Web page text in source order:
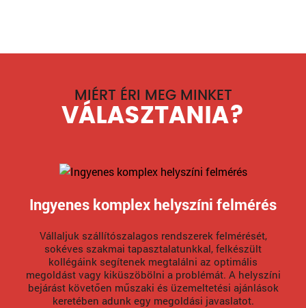
MIÉRT ÉRI MEG MINKET
VÁLASZTANIA?
Ingyenes komplex helyszíni felmérés
Vállaljuk szállítószalagos rendszerek felmérését,
sokéves szakmai tapasztalatunkkal, felkészült
kollégáink segítenek megtalálni az optimális
megoldást vagy kiküszöbölni a problémát. A helyszíni
bejárást követően műszaki és üzemeltetési ajánlások
keretében adunk egy megoldási javaslatot.